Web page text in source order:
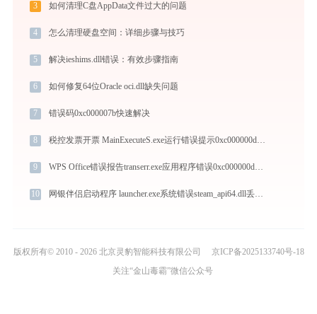
3 如何清理C盘AppData文件过大的问题
4 怎么清理硬盘空间：详细步骤与技巧
5 解决ieshims.dll错误：有效步骤指南
6 如何修复64位Oracle oci.dll缺失问题
7 错误码0xc000007b快速解决
8 税控发票开票 MainExecuteS.exe运行错误提示0xc000000d的解决办法
9 WPS Office错误报告transerr.exe应用程序错误0xc000000d解决方法
10 网银伴侣启动程序 launcher.exe系统错误steam_api64.dll丢失如何解决
版权所有© 2010 - 2026 北京灵豹智能科技有限公司
京ICP备2025133740号-18
关注“金山毒霸”微信公众号